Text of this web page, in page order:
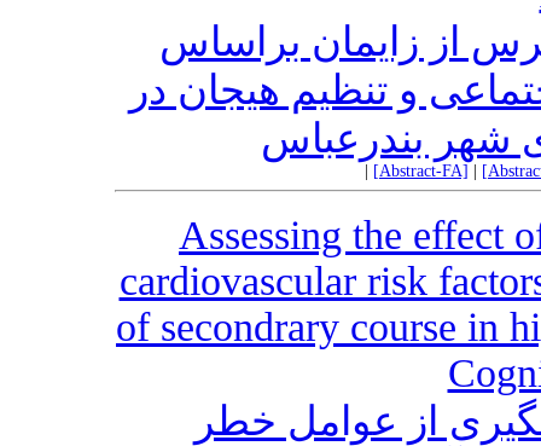
از زایمان براساس
و تنظیم هیجان در
شهر بندرعباس
[Abstract-FA]
Assessing the effect
cardiovascular risk
of secondrary course in
از عوامل خطر